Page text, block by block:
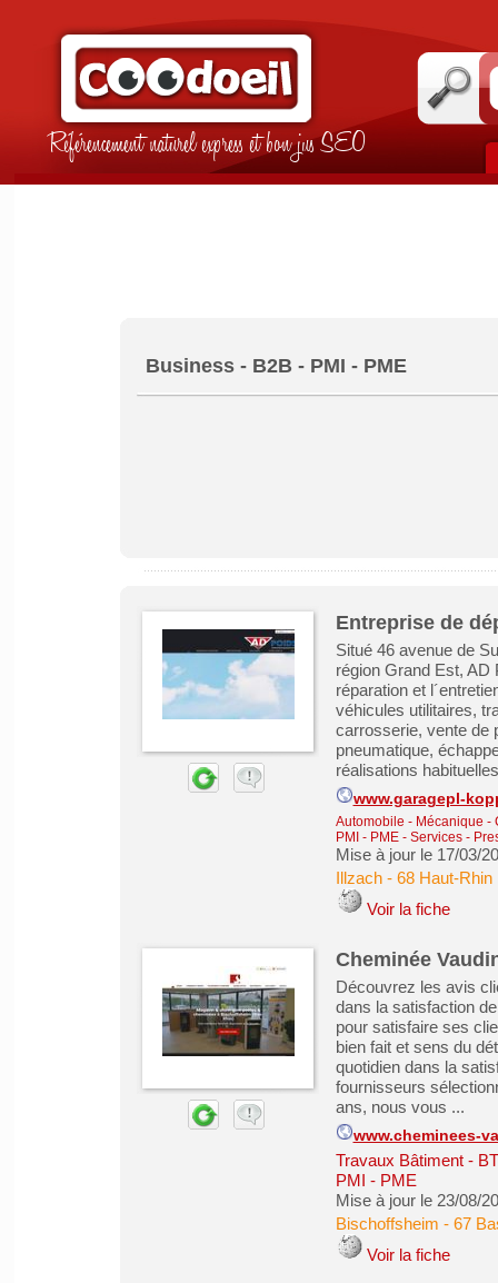
Référencement naturel express et bon jus SEO
Business - B2B - PMI - PME
Entreprise de
Situé 46 avenue de
région Grand Est, AD
réparation et
véhicules utilitaires,
carrosserie, vente de
pneumatique,
réalisations
www.garagepl-
Automobile - Mécanique -
PMI - PME- Services -
Mise à jour le 17/03/
Illzach- 68 Haut-Rhin
Voir la fiche
Cheminée
Découvrez les avis
dans la satisfaction
pour satisfaire ses
bien fait et sens du
quotidien dans la
fournisseurs
ans, nous vous ...
www.cheminees-
Travaux Bâtiment -
PMI - PME
Mise à jour le 23/08/
Bischoffsheim - 67
Voir la fiche